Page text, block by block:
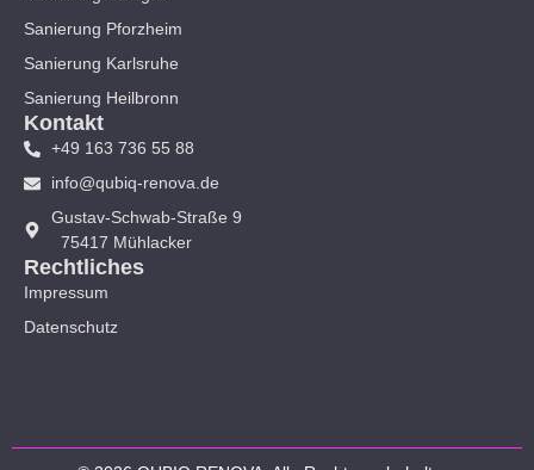
Sanierung Pforzheim
Sanierung Karlsruhe
Sanierung Heilbronn
Kontakt
+49 163 736 55 88
info@qubiq-renova.de
Gustav-Schwab-Straße 9
75417 Mühlacker
Rechtliches
Impressum
Datenschutz